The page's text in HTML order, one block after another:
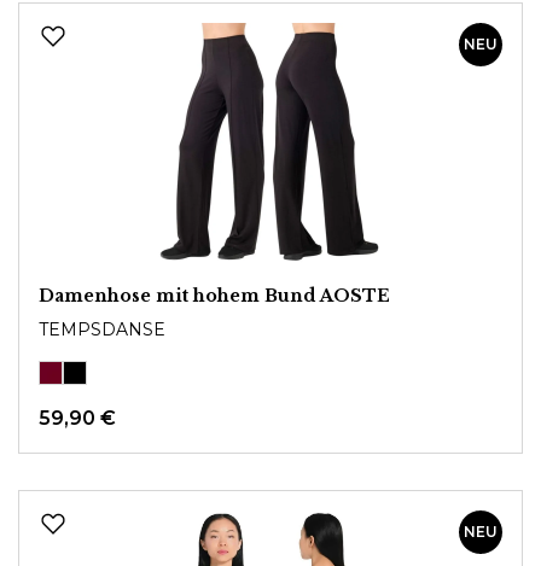
NEU
Damenhose mit hohem Bund AOSTE
TEMPSDANSE
59,90 €
NEU